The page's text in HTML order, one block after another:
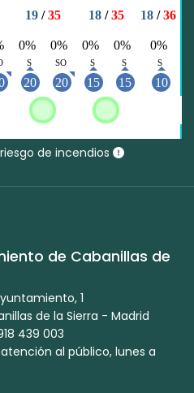
de incendios
de Cabanillas de
1
de la Sierra - Madrid
439 003
al público, lunes a